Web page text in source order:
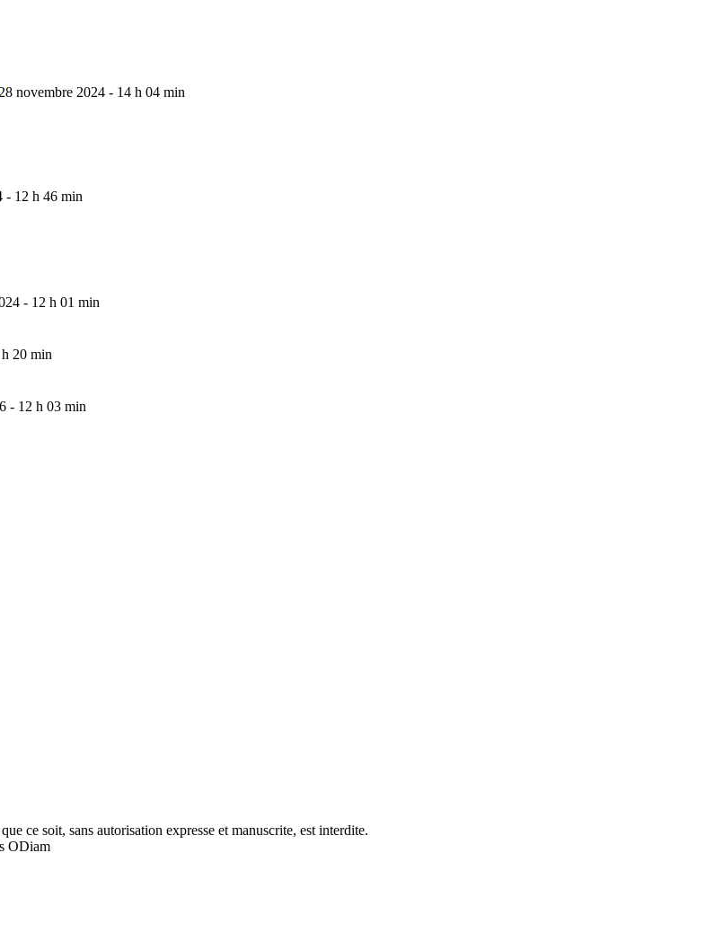
28 novembre 2024 - 14 h 04 min
- 12 h 46 min
- 12 h 01 min
20 min
- 12 h 03 min
ce soit, sans autorisation expresse et manuscrite, est interdite.
ODiam